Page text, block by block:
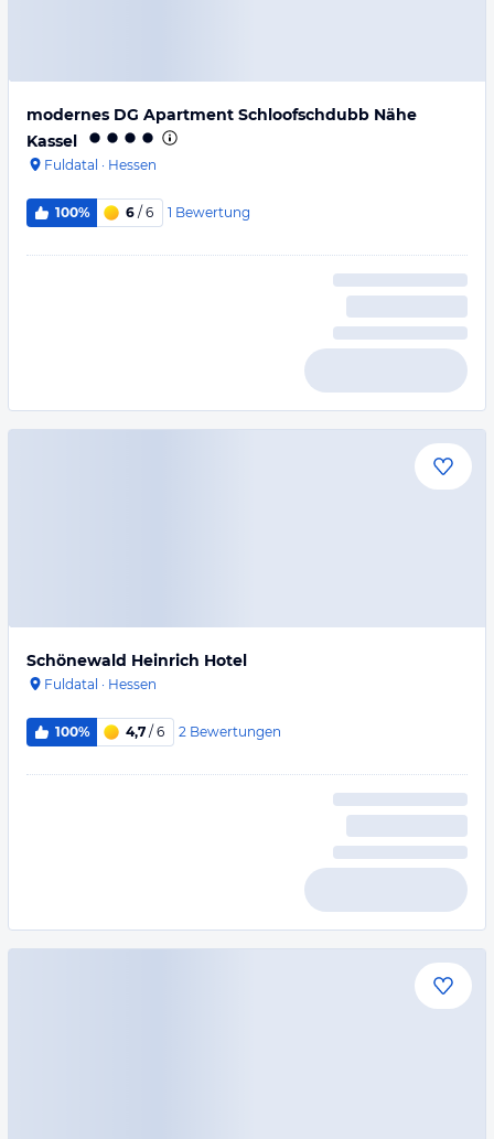
modernes DG Apartment Schloofschdubb Nähe
Kassel
Fuldatal · Hessen
100% 6 / 6 1 Bewertung
Schönewald Heinrich Hotel
Fuldatal · Hessen
100% 4,7 / 6 2 Bewertungen